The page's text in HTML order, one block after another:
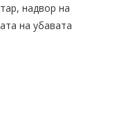
надвор на
на убавата